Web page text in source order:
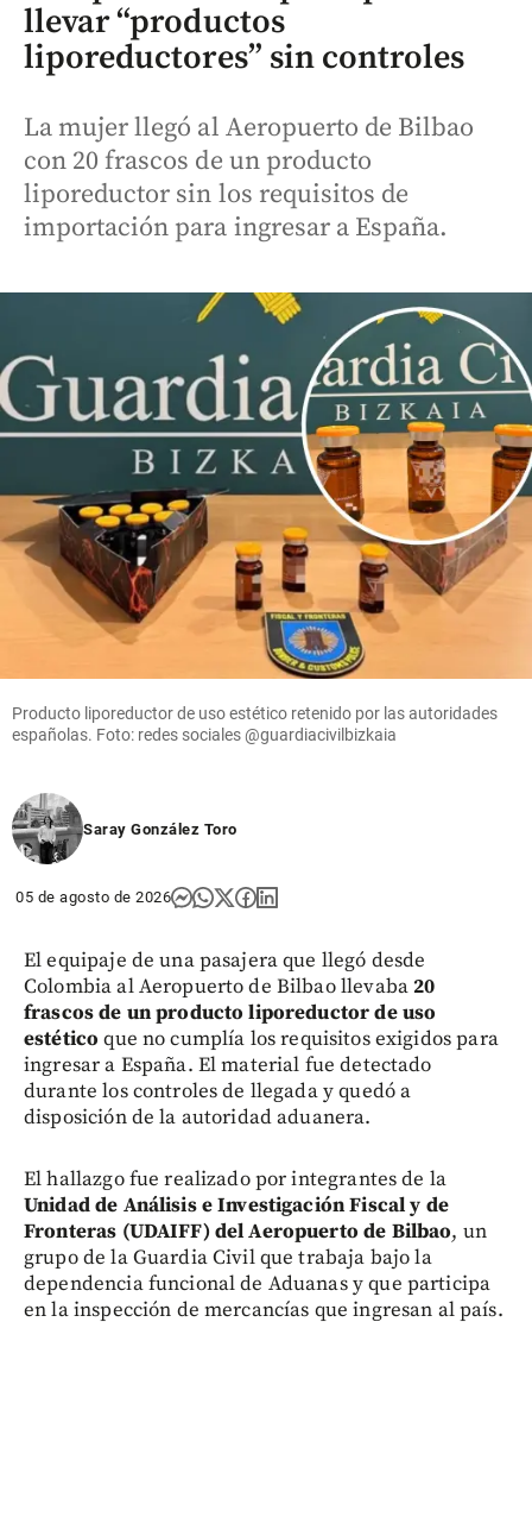
llevar “productos
liporeductores” sin controles
La mujer llegó al Aeropuerto de Bilbao
con 20 frascos de un producto
liporeductor sin los requisitos de
importación para ingresar a España.
Producto liporeductor de uso estético retenido por las autoridades
españolas. Foto: redes sociales @guardiacivilbizkaia
Saray González Toro
05 de agosto de 2026
El equipaje de una pasajera que llegó desde
Colombia al Aeropuerto de Bilbao llevaba20
frascos de un producto liporeductor de uso
estético que no cumplía los requisitos exigidos para
ingresar a España. El material fue detectado
durante los controles de llegada y quedó a
disposición de la autoridad aduanera.
El hallazgo fue realizado por integrantes de la
Unidad de Análisis e Investigación Fiscal y de
Fronteras (UDAIFF) del Aeropuerto de Bilbao, un
grupo de la Guardia Civil que trabaja bajo la
dependencia funcional de Aduanas y que participa
en la inspección de mercancías que ingresan al país.